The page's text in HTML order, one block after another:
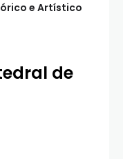
e Artístico
de